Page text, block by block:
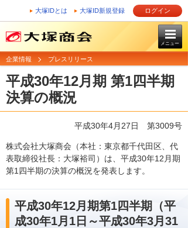
大塚IDとは 大塚ID新規登録 ログイン
メニュー
企業情報 プレスリリース
平成30年12月期 第1四半期
決算の概況
平成30年4月27日 第3009号
株式会社大塚商会（本社：東京都千代田区、代
表取締役社長：大塚裕司）は、平成30年12月期
第1四半期の決算の概況を発表します。
平成30年12月期第1四半期（平
成30年1月1日～平成30年3月31